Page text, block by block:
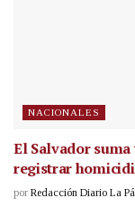
NACIONALES
El Salvador
registrar
por Redacción Diario La